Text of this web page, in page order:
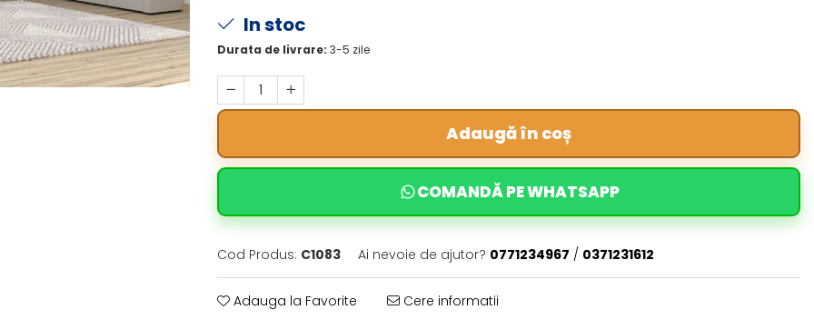
In stoc
Durata de livrare: 3-5 zile
Adaugă în coș
COMANDĂ PE WHATSAPP
Cod Produs: C1083 Ai nevoie de ajutor? 0771234967 / 0371231612
Adauga la Favorite Cere informatii